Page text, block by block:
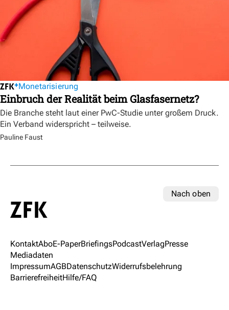
Monetarisierung
Einbruch der Realität beim Glasfasernetz?
Die Branche steht laut einer PwC-Studie unter großem Druck.
Ein Verband widerspricht – teilweise.
Pauline Faust
Nach oben
KontaktAboE-PaperBriefingsPodcastVerlagPresse
Mediadaten
ImpressumAGBDatenschutzWiderrufsbelehrung
BarrierefreiheitHilfe/FAQ